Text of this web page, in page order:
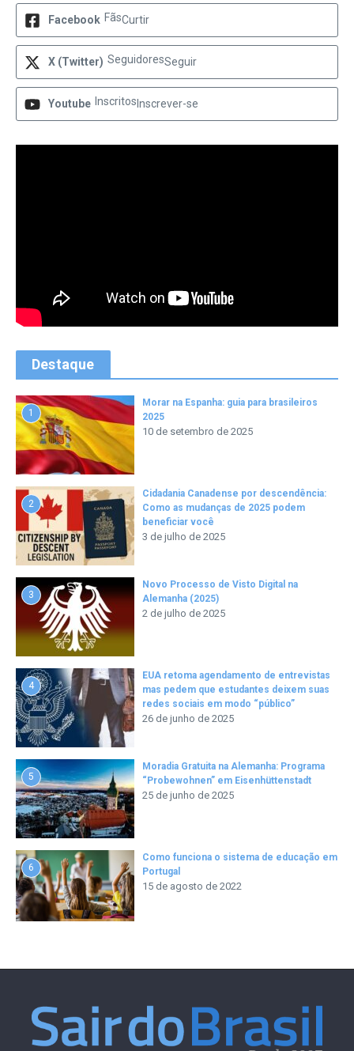
Facebook FãsCurtir
X (Twitter) SeguidoresSeguir
Youtube Inscritos Inscrever-se
Destaque
1
Morar na Espanha: guia para brasileiros
2025
10 de setembro de 2025
2
Cidadania Canadense por descendência:
Como as mudanças de 2025 podem
beneficiar você
3 de julho de 2025
3
Novo Processo de Visto Digital na
Alemanha (2025)
2 de julho de 2025
4
EUA retoma agendamento de entrevistas
mas pedem que estudantes deixem suas
redes sociais em modo “público”
26 de junho de 2025
5
Moradia Gratuita na Alemanha: Programa
“Probewohnen” em Eisenhüttenstadt
25 de junho de 2025
6
Como funciona o sistema de educação em
Portugal
15 de agosto de 2022